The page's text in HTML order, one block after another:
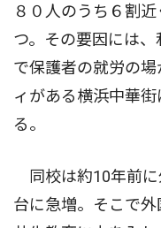
８０人のうち６割
つ。その要因には
で保護者の就労の
ィがある横浜中華
る。
同校は約10年前に
台に急増。そこで